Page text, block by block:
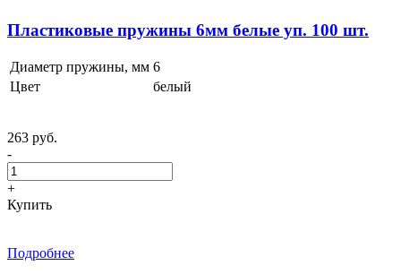
Пластиковые пружины 6мм белые уп. 100 шт.
Диаметр пружины, мм 6
Цвет
белый
263 руб.
-
+
Купить
Подробнее